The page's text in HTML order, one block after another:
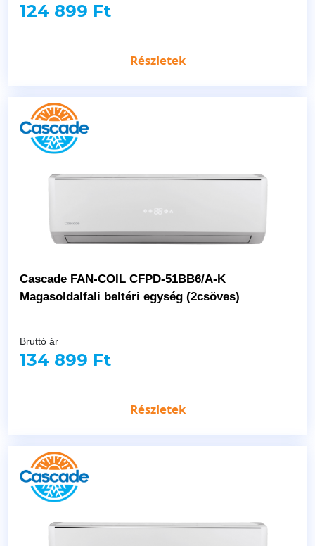
124 899 Ft
Részletek
Cascade FAN-COIL CFPD-51BB6/A-K
Magasoldalfali beltéri egység (2csöves)
Bruttó ár
134 899 Ft
Részletek